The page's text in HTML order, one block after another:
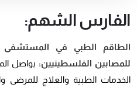
الفارس الشهم:
الطاقم الطبي في المستشفى
للمصابين الفلسطينيين: يواصل
الخدمات الطبية والعلاج للمرضى